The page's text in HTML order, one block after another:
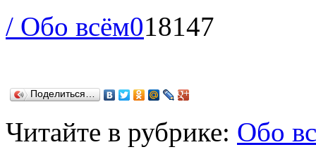
/ Обо всём018147
Поделиться…
Читайте в рубрике: Обо